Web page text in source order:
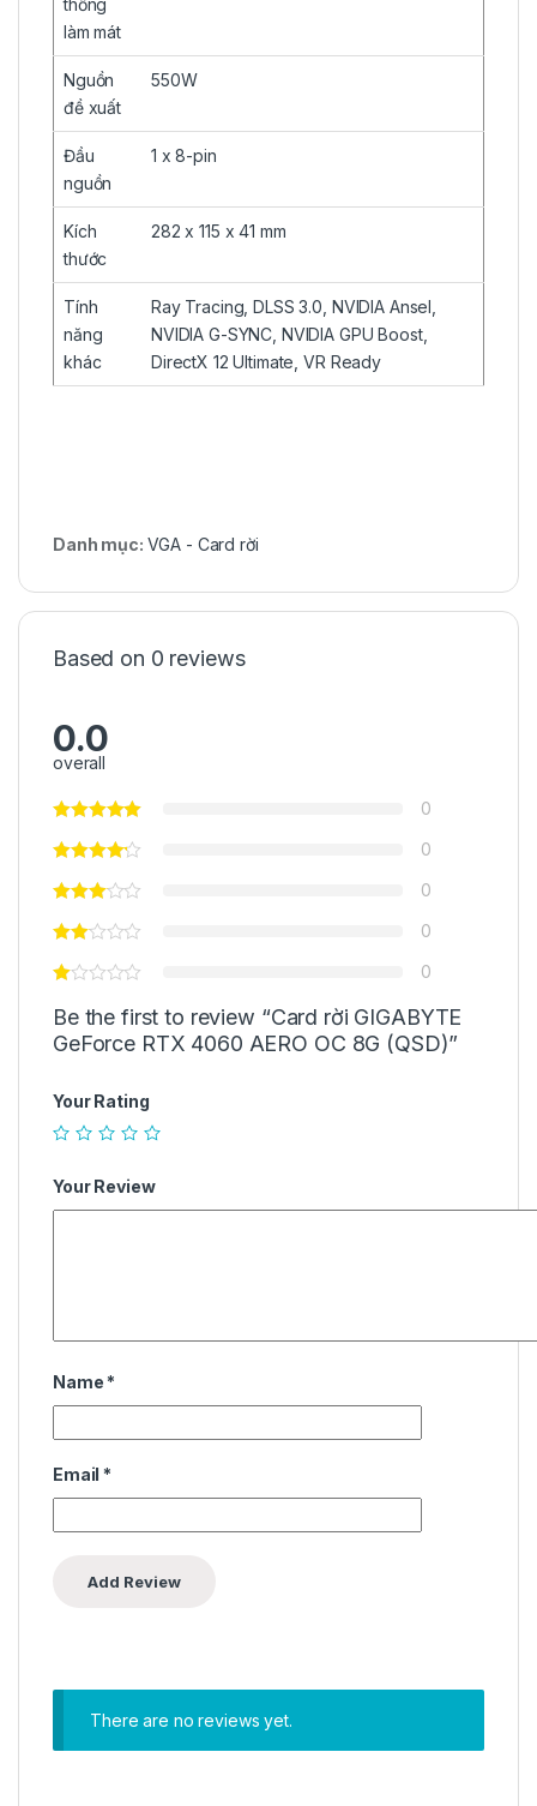
làm mát
Nguồn
đề xuất
550W
Đầu
nguồn
1 x 8-pin
Kích
thước
282 x 115 x 41 mm
Tính
năng
khác
Ray Tracing, DLSS 3.0, NVIDIA Ansel,
NVIDIA G-SYNC, NVIDIA GPU Boost,
DirectX 12 Ultimate, VR Ready
Danh mục: VGA - Card rời
Based on 0 reviews
0.0
overall
0
0
0
0
0
Be the first to review “Card rời GIGABYTE
GeForce RTX 4060 AERO OC 8G (QSD)”
Your Rating
Your Review
Name *
Email *
There are no reviews yet.